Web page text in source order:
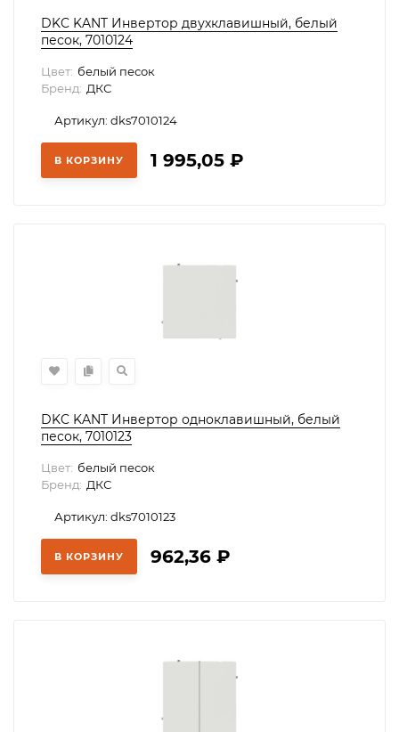
DKC KANT Инвертор двухклавишный, белый
песок, 7010124
Цвет: белый песок
Бренд: ДКС
Артикул: dks7010124
В КОРЗИНУ 1 995,05 ₽
DKC KANT Инвертор одноклавишный, белый
песок, 7010123
Цвет: белый песок
Бренд: ДКС
Артикул: dks7010123
В КОРЗИНУ 962,36 ₽